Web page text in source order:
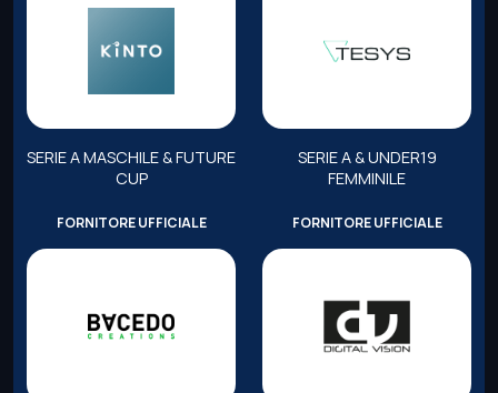
SERIE A MASCHILE & FUTURE
CUP
SERIE A & UNDER19
FEMMINILE
FORNITORE UFFICIALE FORNITORE UFFICIALE